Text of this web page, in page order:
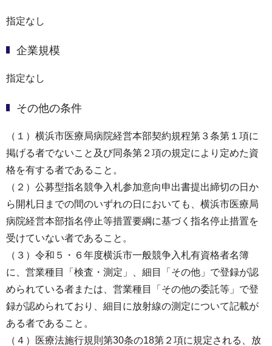
指定なし
企業規模
指定なし
その他の条件
（１）横浜市医療局病院経営本部契約規程第３条第１項に
掲げる者でないこと及び同条第２項の規定により定めた資
格を有する者であること。
（２）公募型指名競争入札参加意向申出書提出締切の日か
ら開札日までの間のいずれの日においても、横浜市医療局
病院経営本部指名停止等措置要綱に基づく指名停止措置を
受けていない者であること。
（３）令和５・６年度横浜市一般競争入札有資格者名簿
に、営業種目「検査・測定」、細目「その他」で登録が認
められている者または、営業種目「その他の委託等」で登
録が認められており、細目に放射線の測定について記載が
ある者であること。
（４）医療法施行規則第30条の18第２項に規定される、放